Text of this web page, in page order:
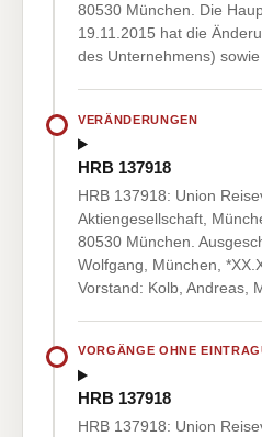
80530 München. Die
19.11.2015 hat die
des Unternehmens)
VERÄNDERUNGEN
HRB 137918
HRB 137918: Union
Aktiengesellschaft,
80530 München.
Wolfgang, München,
Vorstand: Kolb, Andreas,
VORGÄNGE OHNE
HRB 137918
HRB 137918: Union